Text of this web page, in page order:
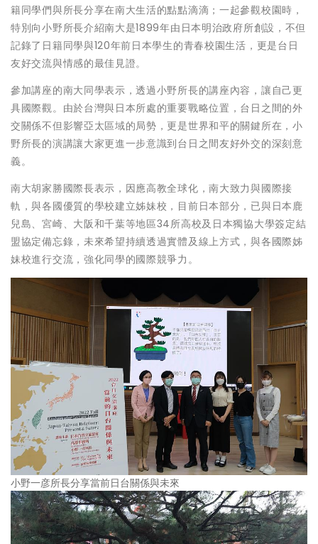
籍同學們與所長分享在南大生活的點點滴滴；一起參觀校園時，
特別向小野所長介紹南大是1899年由日本明治政府所創設，不但
記錄了日籍同學與120年前日本學生的青春校園生活，更是台日
友好交流與情感的最佳見證。
參加講座的南大同學表示，透過小野所長的講座內容，讓自己更
具國際觀。由於台灣與日本所處的重要戰略位置，台日之間的外
交關係不但影響亞太區域的局勢，更是世界和平的關鍵所在，小
野所長的演講讓大家更進一步意識到台日之間友好外交的深刻意
義。
南大胡家勝國際長表示，因應高教全球化，南大致力與國際接
軌，與各國優質的學校建立姊妹校，目前日本部分，已與日本鹿
兒島、宮崎、大阪和千葉等地區34所高校及日本獨協大學簽定結
盟協定備忘錄，未來希望持續透過實體及線上方式，與各國際姊
妹校進行交流，強化同學的國際競爭力。
小野一彦所長分享當前日台關係與未來